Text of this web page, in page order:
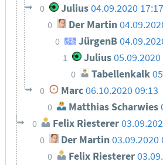
0 Julius 04.09.2020 17:17
0 Der Martin
0 JürgenB
1 Julius05.09.2020
0 Tabellenkalk
0 Marc 06.10.2020 09:13
0 Matthias Scharwies
0 Felix Riesterer
0 Der Martin 03.09.2020
0 Felix Riesterer